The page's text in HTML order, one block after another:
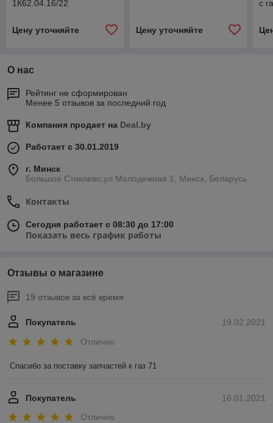
1К62.04.16/22
Цену уточняйте Цену уточняйте
с
О нас
Рейтинг не сформирован
Менее 5 отзывов за последний год
Компания продает на Deal.by
Работает с 30.01.2019
г. Минск
Большое Стиклево,ул Молодежная 1, Минск, Беларусь
Контакты
Сегодня работает с 08:30 до 17:00
Показать весь график работы
Отзывы о магазине
19 отзывов за всё время
19.02.2021
Покупатель
Отлично
Спасибо за поставку запчастей к газ 71
16.01.2021
Покупатель
Отлично